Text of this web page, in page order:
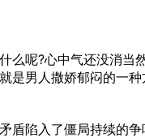
呢?心中气还没消当
是男人撒娇郁闷的一
陷入了僵局持续的争